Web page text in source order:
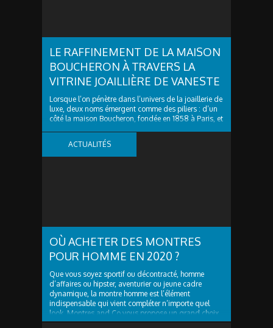
LE RAFFINEMENT DE LA MAISON
BOUCHERON À TRAVERS LA
VITRINE JOAILLIÈRE DE VANESTE
Lorsque l’on pénètre dans l’univers de la joaillerie de
luxe, deux noms émergent comme des piliers : d’un
côté la maison Boucheron, fondée en 1858 à Paris, et
Lille, qui offre à sa clientèle l’accès à des pièces
d’exception de cette...
ACTUALITÉS
OÙ ACHETER DES MONTRES
POUR HOMME EN 2020 ?
Que vous soyez sportif ou décontracté, homme
d’affaires ou hipster, aventurier ou jeune cadre
dynamique, la montre homme est l’élément
indispensable qui vient compléter n’importe quel
look. Montres and Co vous propose un grand choix
de montres branchées et tendances, il y en a pour